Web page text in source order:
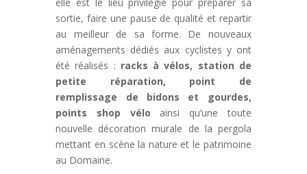
sortie, faire une pause de qualité et repartir
au meilleur de sa forme. De nouveaux
aménagements dédiés aux cyclistes y ont
été réalisés : racks à vélos, station de
petite réparation, point de
remplissage de bidons et gourdes,
points shop vélo ainsi qu’une toute
nouvelle décoration murale de la pergola
mettant en scène la nature et le patrimoine
au Domaine.